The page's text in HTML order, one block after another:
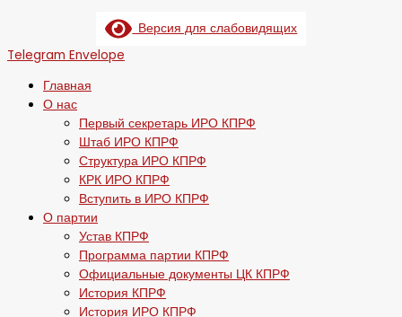
Версия для слабовидящих
Telegram Envelope
Главная
О нас
Первый секретарь ИРО КПРФ
Штаб ИРО КПРФ
Структура ИРО КПРФ
КРК ИРО КПРФ
Вступить в ИРО КПРФ
О партии
Устав КПРФ
Программа партии КПРФ
Официальные документы ЦК КПРФ
История КПРФ
История ИРО КПРФ